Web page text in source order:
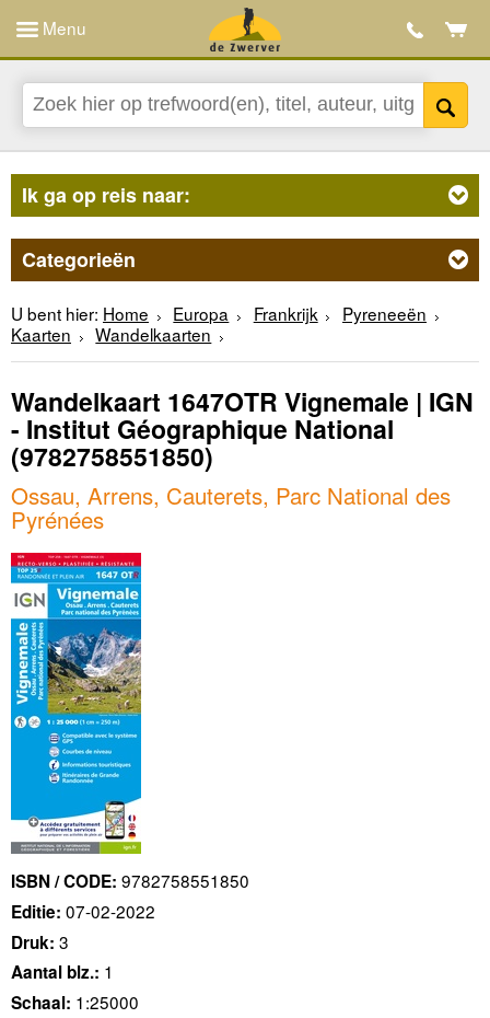
Menu
Ik ga op reis naar:
Categorieën
U bent hier: Home Europa Frankrijk
Pyreneeën
Kaarten
Wandelkaarten
Wandelkaart 1647OTR Vignemale | IGN
- Institut Géographique National
(9782758551850)
Ossau, Arrens, Cauterets, Parc National des
Pyrénées
ISBN / CODE: 9782758551850
Editie: 07-02-2022
Druk: 3
Aantal blz.: 1
Schaal: 1:25000